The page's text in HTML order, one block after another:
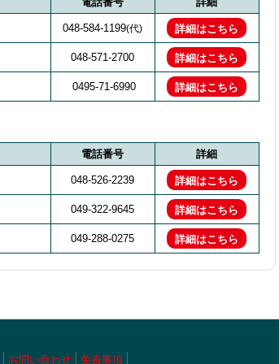
048-584-1199(代) 詳細はこちら
048-571-2700 詳細はこちら
0495-71-6990 詳細はこちら
電話番号 詳細
048-526-2239 詳細はこちら
049-322-9645 詳細はこちら
049-288-0275 詳細はこちら
お問い合わせ 免責事項